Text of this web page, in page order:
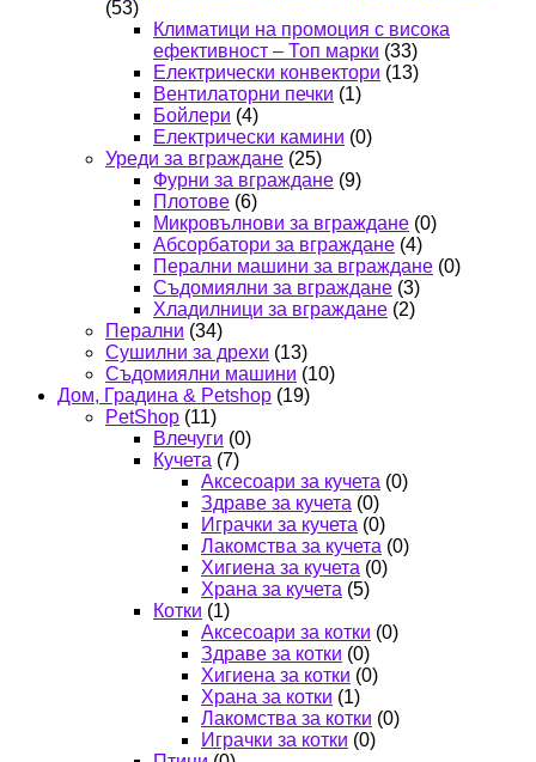
(53)
Климатици на промоция с висока
ефективност – Топ марки (33)
Електрически конвектори (13)
Вентилаторни печки (1)
Бойлери (4)
Електрически камини (0)
Уреди за вграждане (25)
Фурни за вграждане (9)
Плотове (6)
Микровълнови за вграждане (0)
Абсорбатори за вграждане (4)
Перални машини за вграждане (0)
Съдомиялни за вграждане (3)
Хладилници за вграждане (2)
Перални (34)
Сушилни за дрехи (13)
Съдомиялни машини (10)
Дом, Градина & Petshop (19)
PetShop (11)
Влечуги (0)
Кучета (7)
Аксесоари за кучета (0)
Здраве за кучета (0)
Играчки за кучета (0)
Лакомства за кучета (0)
Хигиена за кучета (0)
Храна за кучета (5)
Котки (1)
Аксесоари за котки (0)
Здраве за котки (0)
Хигиена за котки (0)
Храна за котки (1)
Лакомства за котки (0)
Играчки за котки (0)